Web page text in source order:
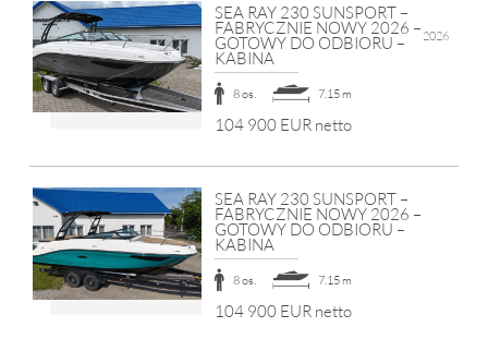
SEA RAY 230 SUNSPORT –
FABRYCZNIE NOWY 2026 –
GOTOWY DO ODBIORU –
KABINA
2026
8 os. 7.15 m
104 900 EUR netto
SEA RAY 230 SUNSPORT –
FABRYCZNIE NOWY 2026 –
GOTOWY DO ODBIORU –
KABINA
8 os. 7.15 m
104 900 EUR netto